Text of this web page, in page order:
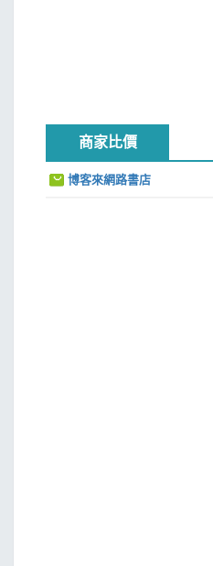
商家比價
博客來網路書店